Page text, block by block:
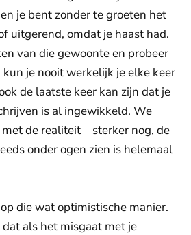
je bent zonder te groeten het
uitgerend, omdat je haast had.
van die gewoonte en probeer
je nooit werkelijk je elke keer
de laatste keer kan zijn dat je
is al ingewikkeld. We
de realiteit – sterker nog, de
onder ogen zien is helemaal
die wat optimistische manier.
als het misgaat met je